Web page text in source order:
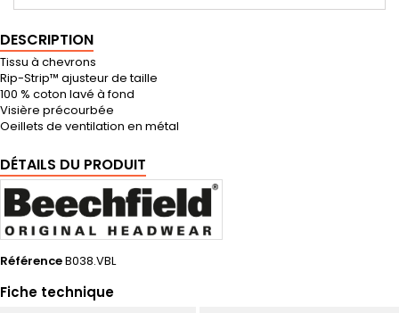
DESCRIPTION
Tissu à chevrons
Rip-Strip™ ajusteur de taille
100 % coton lavé à fond
Visière précourbée
Oeillets de ventilation en métal
DÉTAILS DU PRODUIT
RéférenceB038.VBL
Fiche technique